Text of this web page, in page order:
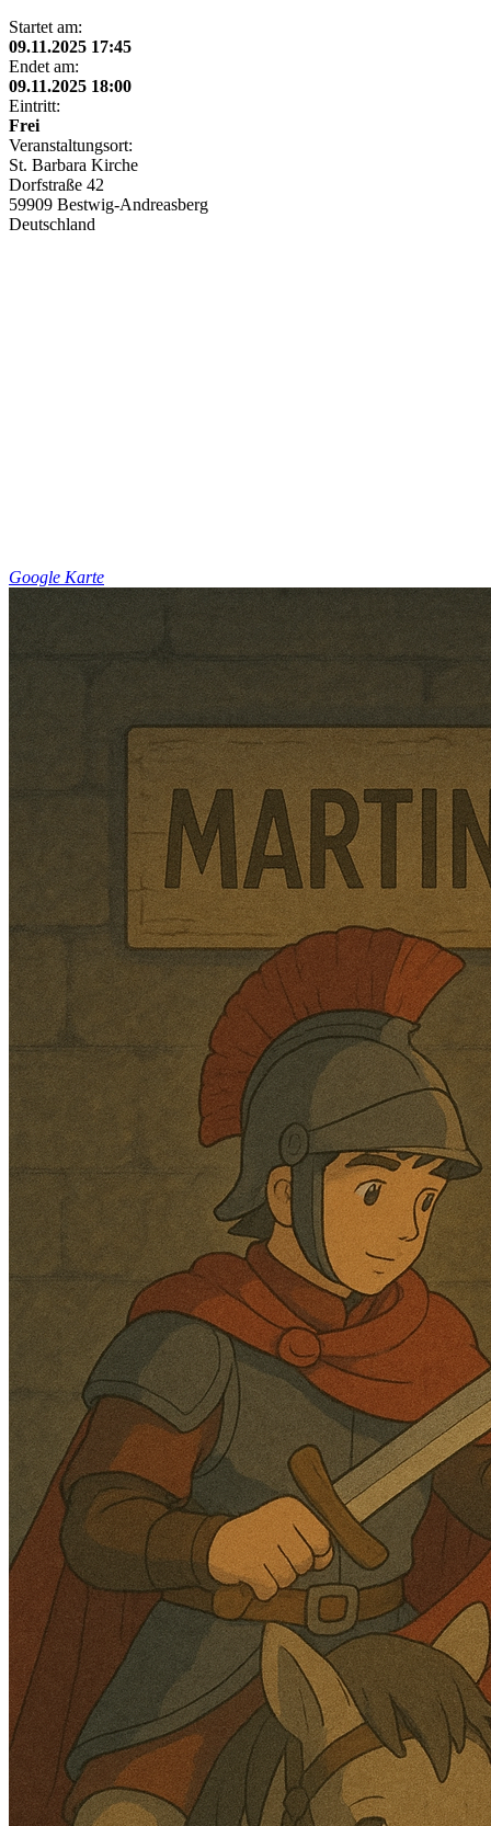
Startet am:
09.11.2025 17:45
Endet am:
09.11.2025 18:00
Eintritt:
Frei
Veranstaltungsort:
St. Barbara Kirche
Dorfstraße 42
59909 Bestwig-Andreasberg
Deutschland
Google Karte